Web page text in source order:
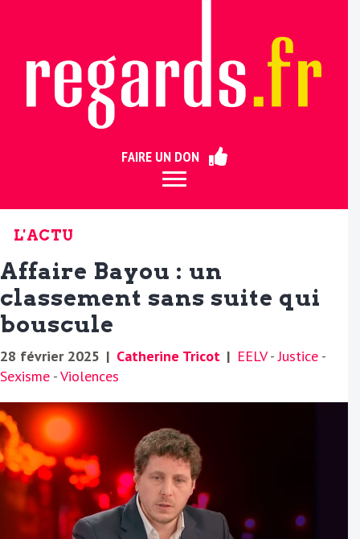
FAIRE UN DON
L'ACTU
Affaire Bayou : un
classement sans suite qui
bouscule
28 février 2025 | Catherine Tricot | EELV-Justice -
Sexisme -Violences